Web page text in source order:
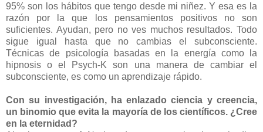
95% son los hábitos que tengo desde mi niñez. Y esa es la
razón por la que los pensamientos positivos no son
suficientes. Ayudan, pero no ves muchos resultados. Todo
sigue igual hasta que no cambias el subconsciente.
Técnicas de psicología basadas en la energía como la
hipnosis o el Psych-K son una manera de cambiar el
subconsciente, es como un aprendizaje rápido.
Con su investigación, ha enlazado ciencia y creencia,
un binomio que evita la mayoría de los científicos. ¿Cree
en la eternidad?